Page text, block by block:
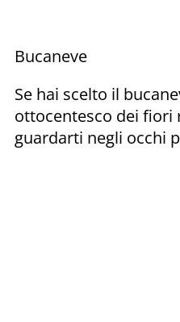
Bucaneve
Se hai scelto il
ottocentesco dei fiori
guardarti negli occhi